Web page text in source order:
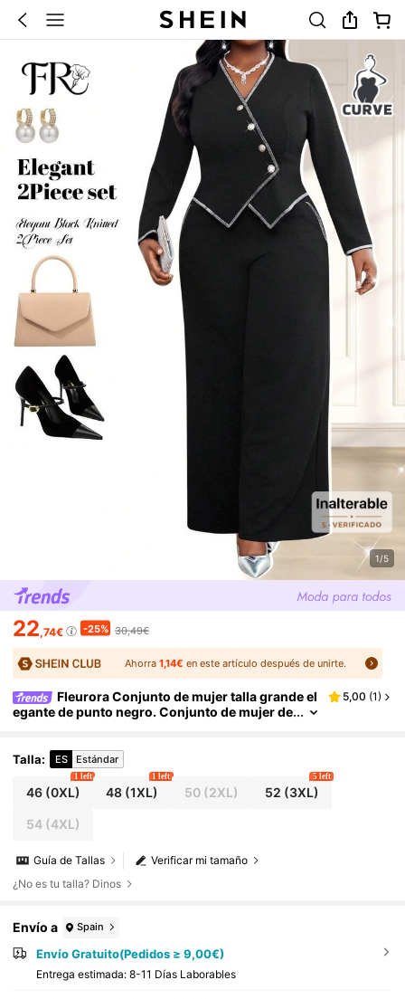
1/5
22,74€ -25% 30,49€
Ahorra1,14€ en este artículo después de unirte.
Fleurora Conjunto de mujer talla grande el
egante de punto negro. Conjunto de mujer de
5,00 (1)
Talla: ES Estándar
46(0XL)
1 left
48 (1XL)
1 left
50(2XL) 52 (3XL)
5 left
54(4XL)
Verificar mi tamaño
Guía de Tallas
¿No es tu talla? Dinos
Envío a Spain
Envío Gratuito(Pedidos ≥ 9,00€)
Entrega estimada: 8-11 Días Laborables